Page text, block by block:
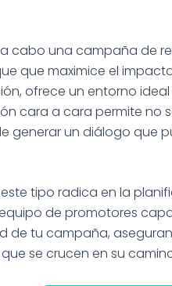
cabo una campaña de
que maximice el
ofrece un entorno
cara a cara permite no
generar un diálogo que
tipo radica en la
de promotores
de tu campaña,
se crucen en su